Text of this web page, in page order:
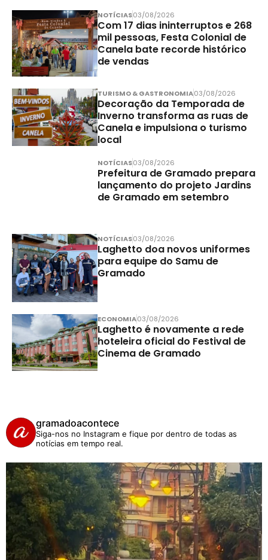
NOTÍCIAS03/08/2026
Com 17 dias ininterruptos e 268
mil pessoas, Festa Colonial de
Canela bate recorde histórico
de vendas
TURISMO & GASTRONOMIA03/08/2026
Decoração da Temporada de
Inverno transforma as ruas de
Canela e impulsiona o turismo
local
NOTÍCIAS03/08/2026
Prefeitura de Gramado prepara
lançamento do projeto Jardins
de Gramado em setembro
NOTÍCIAS03/08/2026
Laghetto doa novos uniformes
para equipe do Samu de
Gramado
ECONOMIA03/08/2026
Laghetto é novamente a rede
hoteleira oficial do Festival de
Cinema de Gramado
gramadoacontece
Siga-nos no Instagram e fique por dentro de todas as
notícias em tempo real.